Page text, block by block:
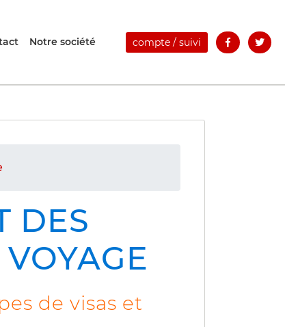
compte / suivi
Notre société
DES
de visas et